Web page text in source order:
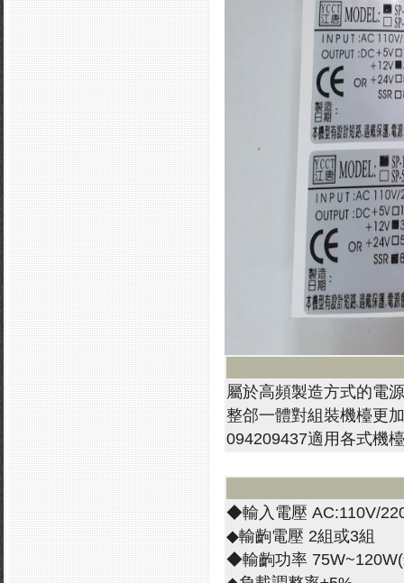
屬於高頻製造方式的電
整郃一體對組裝機檯更
094209437適用各式機
◆輸入電壓 AC:110V/
◆輸齣電壓 2組或3組
◆輸齣功率